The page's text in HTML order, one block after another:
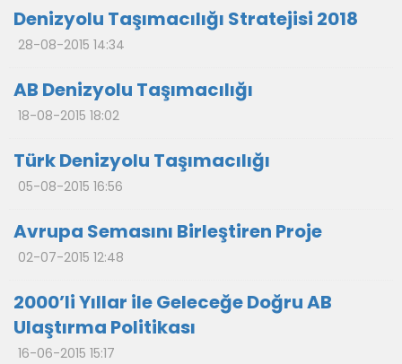
Denizyolu Taşımacılığı Stratejisi 2018
28-08-2015 14:34
AB Denizyolu Taşımacılığı
18-08-2015 18:02
Türk Denizyolu Taşımacılığı
05-08-2015 16:56
Avrupa Semasını Birleştiren Proje
02-07-2015 12:48
2000’li Yıllar ile Geleceğe Doğru AB
Ulaştırma Politikası
16-06-2015 15:17